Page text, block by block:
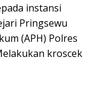
instansi
Pringsewu
(APH) Polres
kroscek